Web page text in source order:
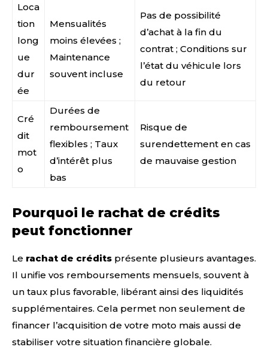
Loca
tion
long
ue
dur
ée
Mensualités
moins élevées ;
Maintenance
souvent incluse
Pas de possibilité
d’achat à la fin du
contrat ; Conditions sur
l’état du véhicule lors
du retour
Cré
dit
mot
o
Durées de
remboursement
flexibles ; Taux
d’intérêt plus
bas
Risque de
surendettement en cas
de mauvaise gestion
Pourquoi le rachat de crédits
peut fonctionner
Le rachat de crédits présente plusieurs avantages.
Il unifie vos remboursements mensuels, souvent à
un taux plus favorable, libérant ainsi des liquidités
supplémentaires. Cela permet non seulement de
financer l’acquisition de votre moto mais aussi de
stabiliser votre situation financière globale.